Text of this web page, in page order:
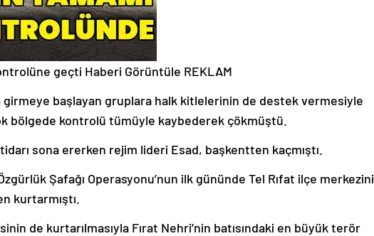
geçti Haberi Görüntüle REKLAM
girmeye başlayan gruplara halk kitlelerinin de destek vermesiyle
bölgede kontrolü tümüyle kaybederek çökmüştü.
sona ererken rejim lideri Esad, başkentten kaçmıştı.
Şafağı Operasyonu’nun ilk gününde Tel Rıfat ilçe merkezini
kurtarmıştı.
de kurtarılmasıyla Fırat Nehri’nin batısındaki en büyük terör